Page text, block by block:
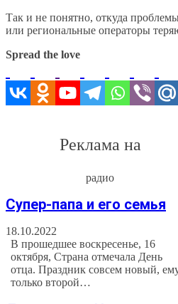
Так и не понятно, откуда
или региональные операторы
Spread the love
Реклама на
радио
Супер-папа и его семья
18.10.2022
В прошедшее воскресенье, 16
октября, Страна отмечала День
отца. Праздник совсем новый,
только второй…